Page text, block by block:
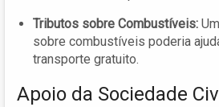
Tributos sobre Combustíveis:
sobre combustíveis poderia
transporte gratuito.
Apoio da Sociedade